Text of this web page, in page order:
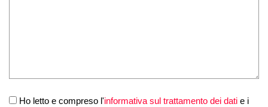
Ho letto e compreso l'informativa sul trattamento dei dati e i